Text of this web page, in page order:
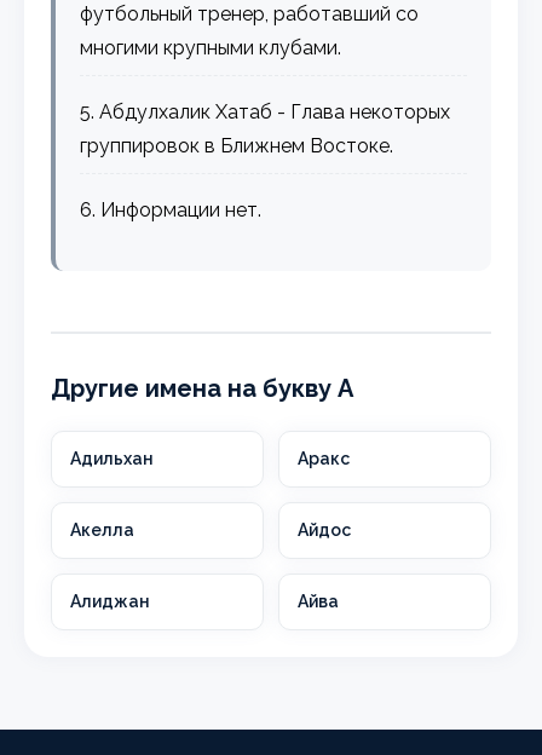
футбольный тренер, работавший со
многими крупными клубами.
5. Абдулхалик Хатаб - Глава некоторых
группировок в Ближнем Востоке.
6. Информации нет.
Другие имена на букву А
Адильхан Аракс
Акелла Айдос
Алиджан Айва